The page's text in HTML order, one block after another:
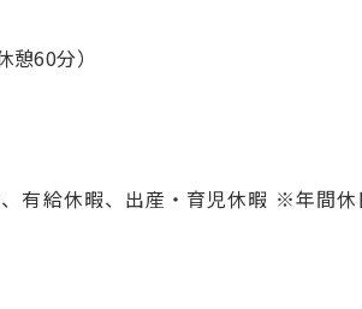
60分）
有給休暇、出産・育児休暇 ※年間